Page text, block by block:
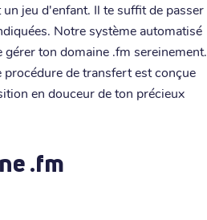
jeu d'enfant. Il te suffit de passer
Notre système automatisé
ton domaine .fm sereinement.
de transfert est conçue
en douceur de ton précieux
.fm